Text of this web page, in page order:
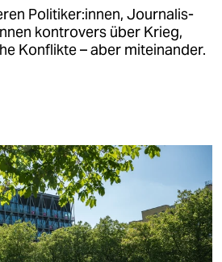
Politiker:innen, Jour­na­lis­
kontrovers über Krieg,
Konflikte – aber miteinander.